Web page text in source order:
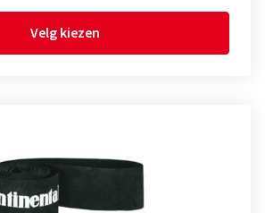
Velg kiezen